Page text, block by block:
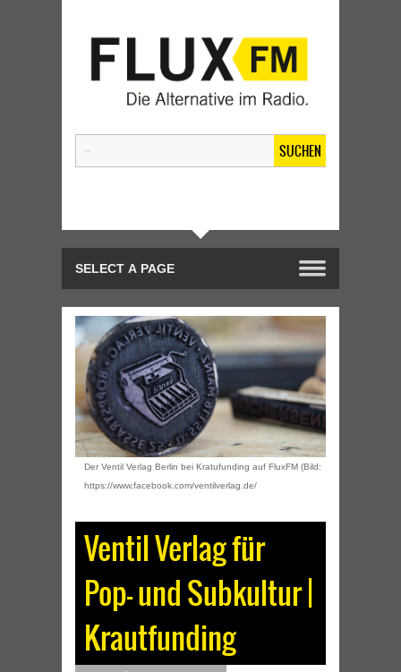
SUCHEN
Der Ventil Verlag Berlin bei Kratufunding auf FluxFM (Bild:
https://www.facebook.com/ventilverlag.de/
Ventil Verlag für
Pop- und Subkultur |
Krautfunding